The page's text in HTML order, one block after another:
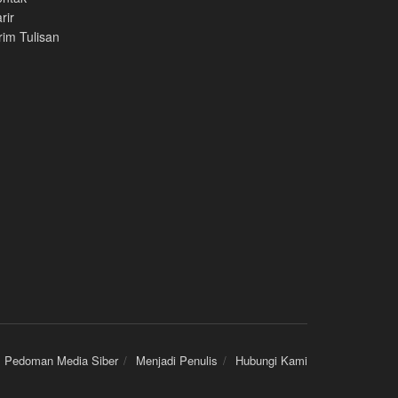
Tulisan
Pedoman Media Siber Menjadi Penulis Hubungi Kami